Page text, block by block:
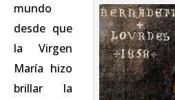
mundo
desde que
la Virgen
María hizo
brillar la